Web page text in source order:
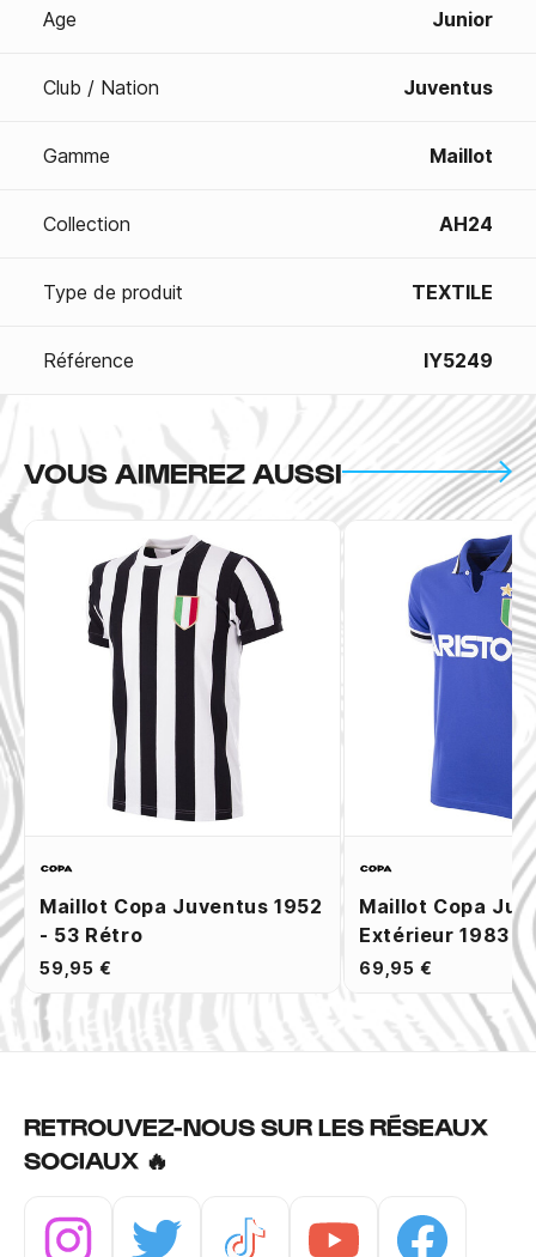
Age Junior
Club / Nation Juventus
Gamme Maillot
Collection AH24
Type de produit TEXTILE
Référence IY5249
VOUS AIMEREZ AUSSI
Maillot Copa Juventus 1952
- 53 Rétro
59,95 €
Maillot Copa
Extérieur 1983
69,95 €
RETROUVEZ-NOUS SUR LES RÉSEAUX
SOCIAUX 🔥